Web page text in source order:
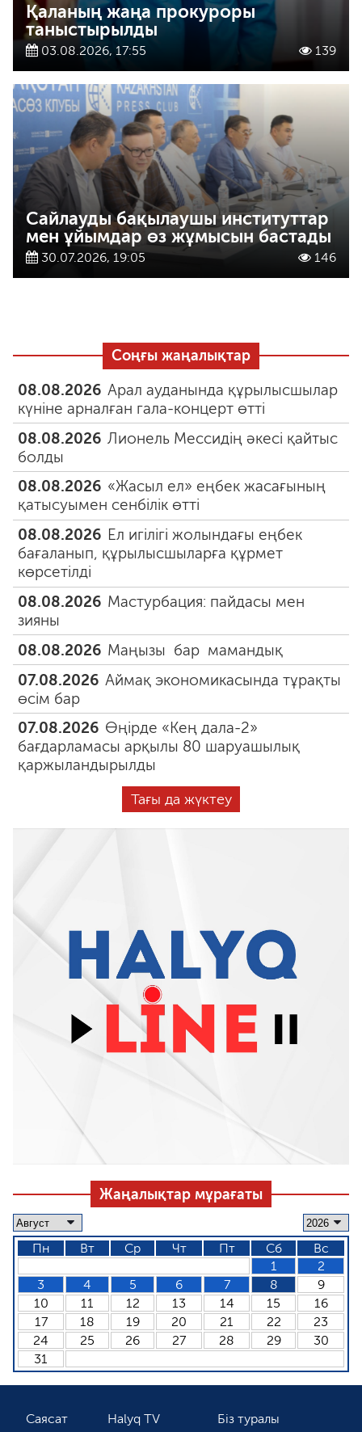
Қаланың жаңа прокуроры
таныстырылды
03.08.2026, 17:55 139
Сайлауды бақылаушы институттар
мен ұйымдар өз жұмысын бастады
30.07.2026, 19:05 146
Соңғы жаңалықтар
08.08.2026 Арал ауданында құрылысшылар
күніне арналған гала-концерт өтті
08.08.2026 Лионель Мессидің әкесі қайтыс
болды
08.08.2026 «Жасыл ел» еңбек жасағының
қатысуымен сенбілік өтті
08.08.2026 Ел игілігі жолындағы еңбек
бағаланып, құрылысшыларға құрмет
көрсетілді
08.08.2026 Мастурбация: пайдасы мен
зияны
08.08.2026 Маңызы бар мамандық
07.08.2026 Аймақ экономикасында тұрақты
өсім бар
07.08.2026 Өңірде «Кең дала-2»
бағдарламасы арқылы 80 шаруашылық
қаржыландырылды
Тағы да жүктеу
Жаңалықтар мұрағаты
Пн Вт Ср Чт Пт Сб
Вс
1
2
3
4 5 6 7 8
9
10
11 12 13 14 15
16
17
18 19 20 21 22
23
24
25 26 27 28 29
30
31
Саясат
Halyq TV
Біз туралы